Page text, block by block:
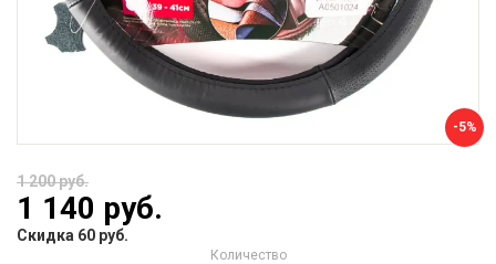
-5%
1 200 руб.
1 140 руб.
Скидка 60 руб.
Количество